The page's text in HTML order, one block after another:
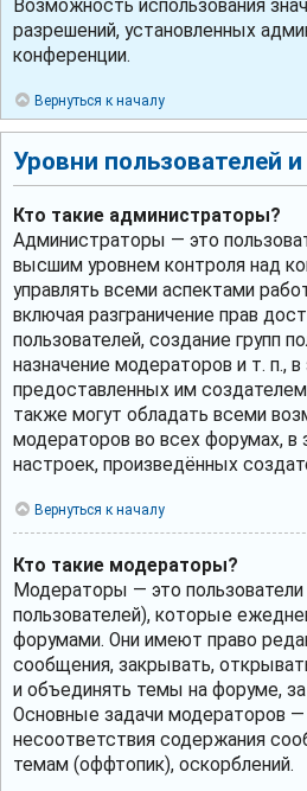
Возможность использования
разрешений, установленных
конференции.
Вернуться к началу
Уровни пользователей
Кто такие администраторы?
Администраторы — это
высшим уровнем контроля над
управлять всеми аспектами
включая разграничение прав
пользователей, создание групп
назначение модераторов и т. п.,
предоставленных им
также могут обладать всеми
модераторов во всех форумах, в
настроек, произведённых
Вернуться к началу
Кто такие модераторы?
Модераторы — это пользователи
пользователей), которые
форумами. Они имеют право
сообщения, закрывать,
и объединять темы на форуме,
Основные задачи модераторов —
несоответствия содержания
темам (оффтопик), оскорблений.